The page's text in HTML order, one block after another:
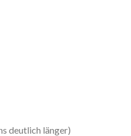
deutlich länger)